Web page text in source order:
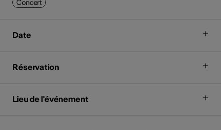
Concert
Date
Réservation
Lieu de l'événement